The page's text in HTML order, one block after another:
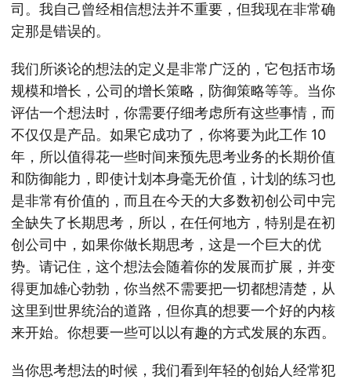
司。我自己曾经相信想法并不重要，但我现在非常确
定那是错误的。
我们所谈论的想法的定义是非常广泛的，它包括市场
规模和增长，公司的增长策略，防御策略等等。当你
评估一个想法时，你需要仔细考虑所有这些事情，而
不仅仅是产品。如果它成功了，你将要为此工作 10
年，所以值得花一些时间来预先思考业务的长期价值
和防御能力，即使计划本身毫无价值，计划的练习也
是非常有价值的，而且在今天的大多数初创公司中完
全缺失了长期思考，所以，在任何地方，特别是在初
创公司中，如果你做长期思考，这是一个巨大的优
势。请记住，这个想法会随着你的发展而扩展，并变
得更加雄心勃勃，你当然不需要把一切都想清楚，从
这里到世界统治的道路，但你真的想要一个好的内核
来开始。你想要一些可以以有趣的方式发展的东西。
当你思考想法的时候，我们看到年轻的创始人经常犯